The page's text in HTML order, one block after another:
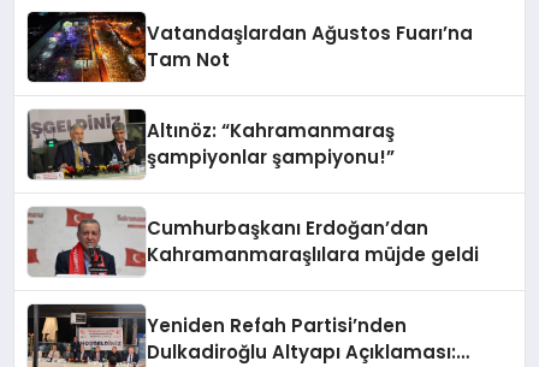
Vatandaşlardan Ağustos Fuarı’na
Tam Not
Altınöz: “Kahramanmaraş
şampiyonlar şampiyonu!”
Cumhurbaşkanı Erdoğan’dan
Kahramanmaraşlılara müjde geldi
Yeniden Refah Partisi’nden
Dulkadiroğlu Altyapı Açıklaması: